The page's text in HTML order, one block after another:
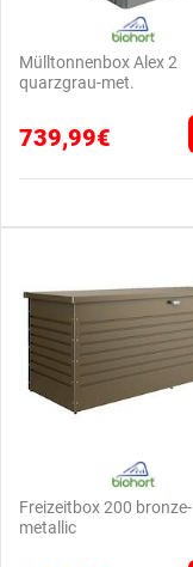
Mülltonnenbox Alex 2
quarzgrau-met.
739,99€
Freizeitbox 200 bronze-
metallic